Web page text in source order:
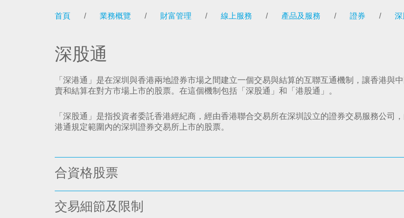
首頁 / 業務概覽 / 財富管理 / 線上服務 / 產品及服務 / 證券 / 深
深股通
「深港通」是在深圳與香港兩地證券市場之間建立一個交易與結算的互聯互通機制，讓香港與
賣和結算在對方市場上市的股票。在這個機制包括「深股通」和「港股通」。
「深股通」是指投資者委託香港經紀商，經由香港聯合交易所在深圳設立的證券交易服務公司
港通規定範圍內的深圳證券交易所上市的股票。
合資格股票
交易細節及限制